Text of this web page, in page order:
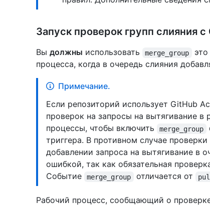
Запуск проверок групп слияния
Вы должны использовать merge_group
процесса, когда в очередь слияния
Примечание.
Если репозиторий использует GitHub
проверок на запросы на вытягивание
процессы, чтобы включить
merge_group
триггера. В противном случае
добавлении запроса на вытягивание в
ошибкой, так как обязательная
Событие
merge_group отличается от
Рабочий процесс, сообщающий о